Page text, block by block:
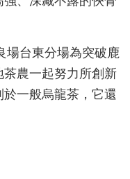
場台東分場為突破鹿
農一起努力所創新
一般烏龍茶，它還